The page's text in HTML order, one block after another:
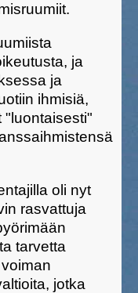
ja
ja
ihmisiä,
"luontaisesti"
oli nyt
rasvattuja
tarvetta
jotka